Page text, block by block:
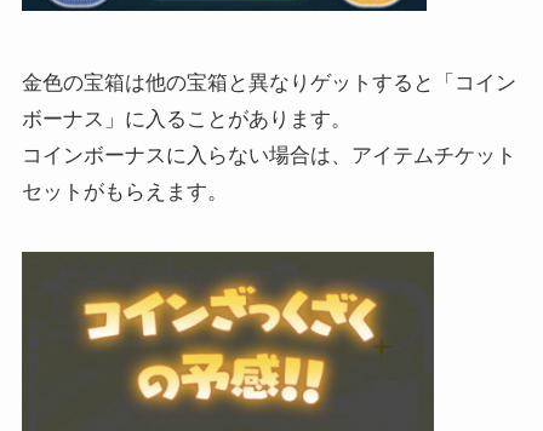
金色の宝箱は他の宝箱と異なりゲットすると「コイン
ボーナス」に入ることがあります。
コインボーナスに入らない場合は、アイテムチケット
セットがもらえます。